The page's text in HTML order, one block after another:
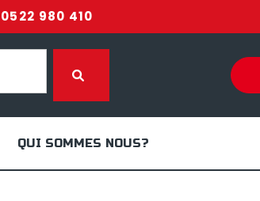
0522 980 410
QUI SOMMES NOUS?